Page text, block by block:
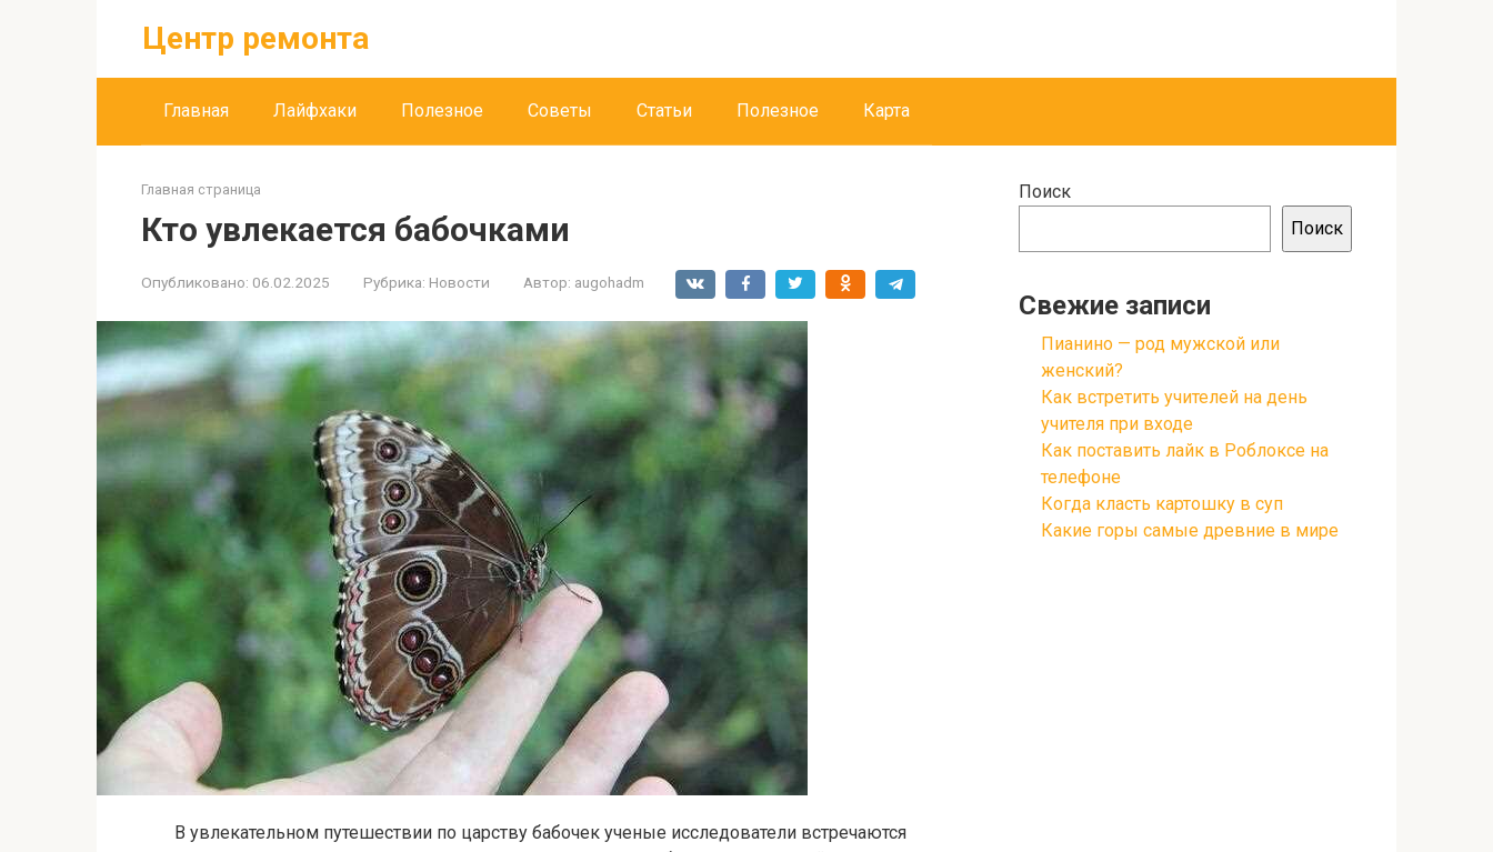
Центр ремонта
Главная Лайфхаки Полезное Советы Статьи Полезное Карта
Главная страница
Кто увлекается бабочками
Опубликовано: 06.02.2025 Рубрика: Новости Автор: augohadm
В увлекательном путешествии по царству бабочек ученые исследователи встречаются
Поиск
Поиск
Свежие записи
Пианино — род мужской или
женский?
Как встретить учителей на день
учителя при входе
Как поставить лайк в Роблоксе на
телефоне
Когда класть картошку в суп
Какие горы самые древние в мире